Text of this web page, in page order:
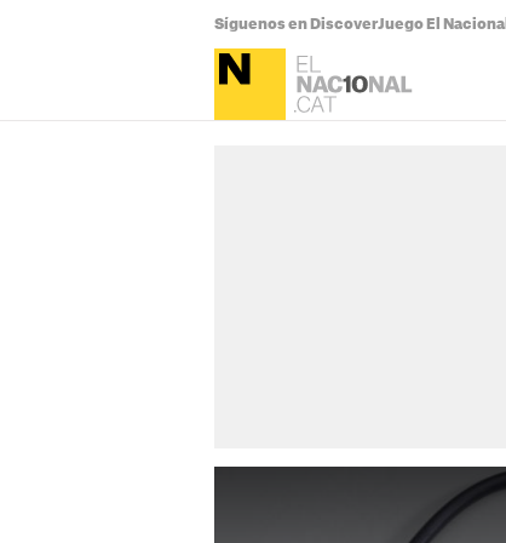
Síguenos en DiscoverJuego El Nacional